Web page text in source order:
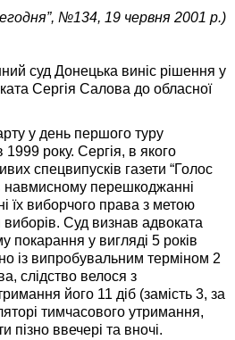
№134, 19 червня 2001 р.)
суд Донецька виніс рішення у
Сергія Салова до обласної
у день першого туру
1999 року. Сергія, в якого
спецвипусків газети “Голос
навмисному перешкоджанні
їх виборчого права з метою
виборів. Суд визнав адвоката
покарання у вигляді 5 років
із випробувальним терміном 2
слідство велося з
його 11 діб (замість 3, за
тимчасового утримання,
пізно ввечері та вночі.